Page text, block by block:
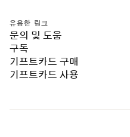
유용한 링크
문의 및 도움
구독
기프트카드 구매
기프트카드 사용